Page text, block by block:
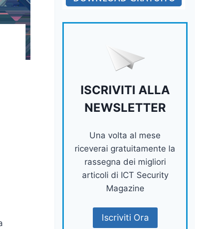
ISCRIVITI ALLA
NEWSLETTER
Una volta al mese
riceverai gratuitamente la
rassegna dei migliori
articoli di ICT Security
Magazine
Iscriviti Ora